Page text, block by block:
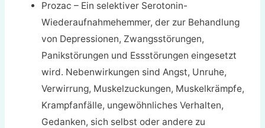
Prozac – Ein selektiver Serotonin-
Wiederaufnahmehemmer, der zur Behandlung
von Depressionen, Zwangsstörungen,
Panikstörungen und Essstörungen eingesetzt
wird. Nebenwirkungen sind Angst, Unruhe,
Verwirrung, Muskelzuckungen, Muskelkrämpfe,
Krampfanfälle, ungewöhnliches Verhalten,
Gedanken, sich selbst oder andere zu